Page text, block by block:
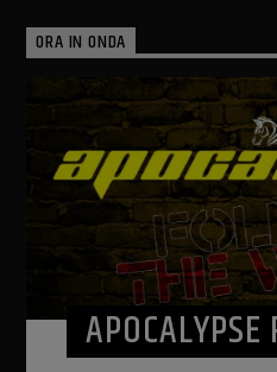
ORA IN ONDA